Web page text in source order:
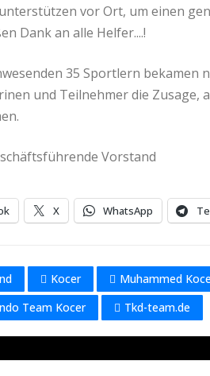
vor Ort, um einen
Dank an alle Helfer....!
35 Sportlern
und Teilnehmer die Zusage,
Vorstand
X WhatsApp
Kocer Muhammed
Team Kocer
Tkd-team.de